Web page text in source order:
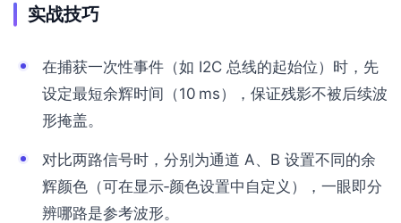
实战技巧
在捕获一次性事件（如 I2C 总线的起始位）时，先
设定最短余辉时间（10 ms），保证残影不被后续波
形掩盖。
对比两路信号时，分别为通道 A、B 设置不同的余
辉颜色（可在显示‑颜色设置中自定义），一眼即分
辨哪路是参考波形。